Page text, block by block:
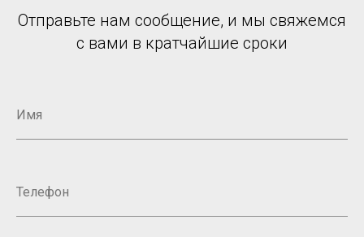
Отправьте нам сообщение, и мы свяжемся
с вами в кратчайшие сроки